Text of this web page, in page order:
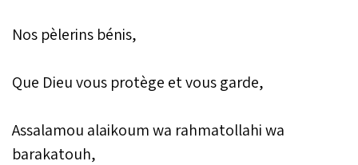
Nos pèlerins bénis,
Que Dieu vous protège et vous garde,
Assalamou alaikoum wa rahmatollahi wa
barakatouh,